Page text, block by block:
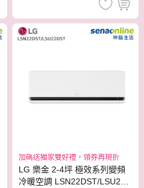
加碼送獨家雙好禮，領券再現折
LG 樂金 2-4坪 極效系列變頻
冷暖空調 LSN22DST/LSU22D